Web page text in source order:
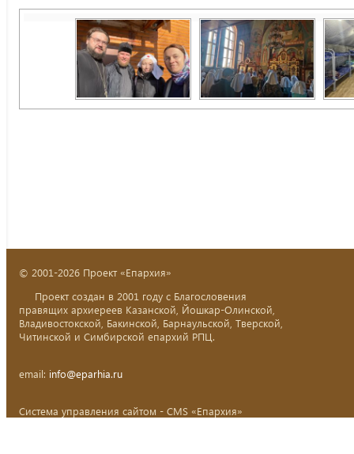
© 2001-2026 Проект «Епархия»
Проект создан в 2001 году с Благословения
правящих архиереев Казанской, Йошкар-Олинской,
Владивостокской, Бакинской, Барнаульской, Тверской,
Читинской и Симбирской епархий РПЦ.
email: info@eparhia.ru
Система управления сайтом - CMS «Епархия»